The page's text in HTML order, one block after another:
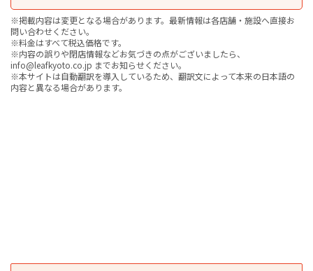
※掲載内容は変更となる場合があります。最新情報は各店舗・施設へ直接お
問い合わせください。
※料金はすべて税込価格です。
※内容の誤りや閉店情報などお気づきの点がございましたら、
info@leafkyoto.co.jp までお知らせください。
※本サイトは自動翻訳を導入しているため、翻訳文によって本来の日本語の
内容と異なる場合があります。